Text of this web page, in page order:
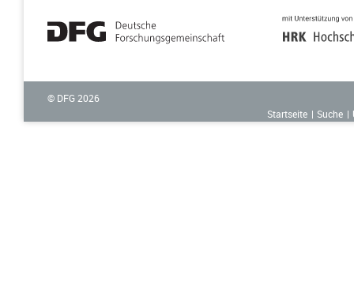
© DFG 2026
Startseite
Suche